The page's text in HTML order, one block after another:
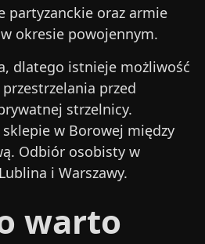
partyzanckie oraz armie
okresie powojennym.
dlatego istnieje możliwość
przed
strzelnicy.
w Borowej między
Odbiór osobisty w
i Warszawy.
warto